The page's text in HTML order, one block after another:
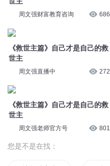
周文强财富教育咨询 686
《救世主篇》自己才是自己的救
世主
周文强直播中 272
《救世主篇》自己才是自己的救
世主
周文强老师官方号 801
您是不是在找：